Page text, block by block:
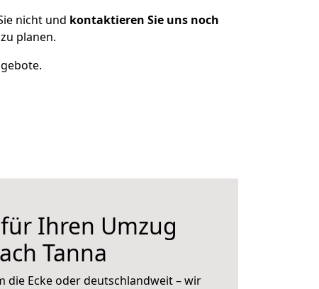
nicht und kontaktieren Sie uns noch
planen.
Ihren Umzug
Tanna
die Ecke oder deutschlandweit – wir